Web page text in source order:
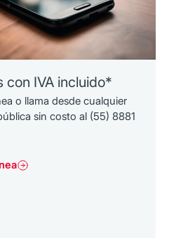
con IVA incluido*
o llama desde cualquier
sin costo al (55) 8881